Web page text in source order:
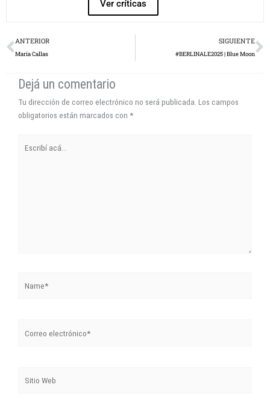
Ver críticas
Prev
ANTERIOR
María Callas
SIGUIENTE
#BERLINALE2025 | Blue Moon
Dejá un comentario
Tu dirección de correo electrónico no será publicada. Los campos
obligatorios están marcados con *
acá...
electrónico*
Web